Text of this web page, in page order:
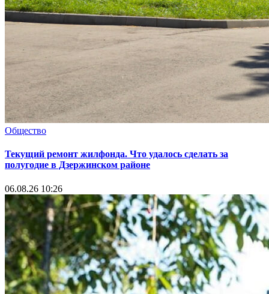
Общество
Текущий ремонт жилфонда. Что удалось сделать за
полугодие в Дзержинском районе
06.08.26 10:26